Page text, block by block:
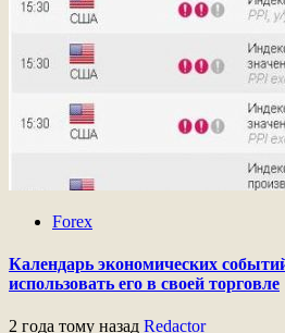
Forex
Календарь экономических
использовать его в своей торговле
2 года тому назад Redactor